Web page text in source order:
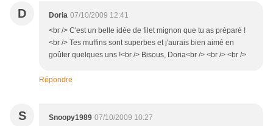
D Doria 07/10/2009 12:41
<br /> C'est un belle idée de filet mignon que tu as préparé !
<br /> Tes muffins sont superbes et j'aurais bien aimé en
goûter quelques uns !<br /> Bisous, Doria<br /> <br /> <br />
Répondre
S Snoopy1989 07/10/2009 10:27